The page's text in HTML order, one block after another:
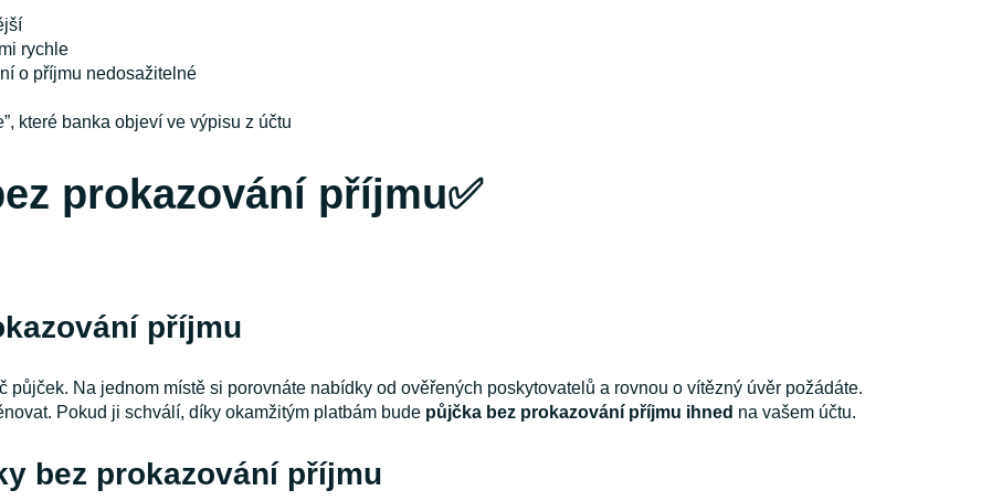
rychle
o příjmu nedosažitelné
které banka objeví ve výpisu z účtu
prokazování příjmu✅
příjmu
půjček. Na jednom místě si porovnáte nabídky od ověřených poskytovatelů a rovnou o vítězný úvěr požádáte.
Pokud ji schválí, díky okamžitým platbám bude půjčka bez prokazování příjmu ihned na vašem účtu.
bez prokazování příjmu